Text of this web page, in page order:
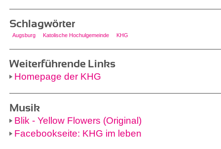
Schlagwörter
Augsburg Katolische Hochulgemeinde KHG
Weiterführende Links
Homepage der KHG
Musik
Blik - Yellow Flowers (Original)
Facebookseite: KHG im leben